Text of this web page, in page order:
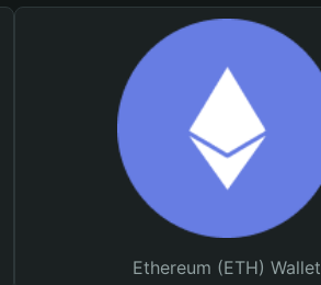
Ethereum (ETH) Wallet